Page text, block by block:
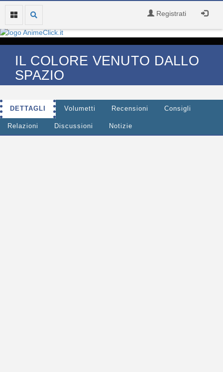
Registrati
IL COLORE VENUTO DALLO
SPAZIO
DETTAGLI Volumetti Recensioni Consigli
Relazioni Discussioni Notizie